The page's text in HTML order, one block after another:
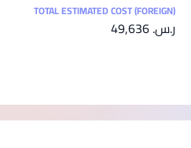
TOTAL ESTIMATED COST (FOREIGN)
ر.س.‏ 49,636